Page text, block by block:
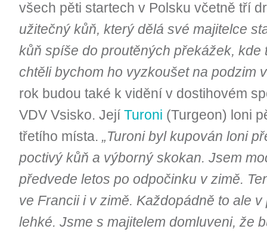
všech pěti startech v Polsku včetně tří
užitečný kůň, který dělá své majitelce
kůň spíše do proutěných překážek, kde
chtěli bychom ho vyzkoušet na podzim
rok budou také k vidění v dostihovém
VDV Vsisko. Její Turoni (Turgeon) loni
třetího místa. „Turoni byl kupován loni
poctivý kůň a výborný skokan. Jsem
předvede letos po odpočinku v zimě.
ve Francii i v zimě. Každopádně to ale
lehké. Jsme s majitelem domluveni, že